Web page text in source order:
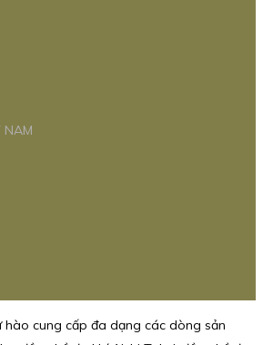
NAM
hào cung cấp đa dạng các dòng sản